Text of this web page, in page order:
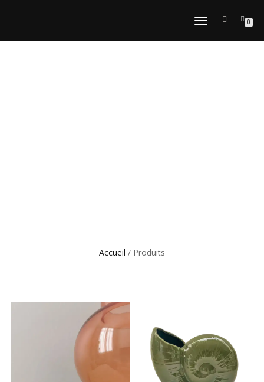
DÉPLIER
NAVIGATION
0
Accueil / Produits